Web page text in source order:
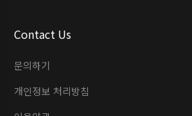
Contact Us
문의하기
개인정보 처리방침